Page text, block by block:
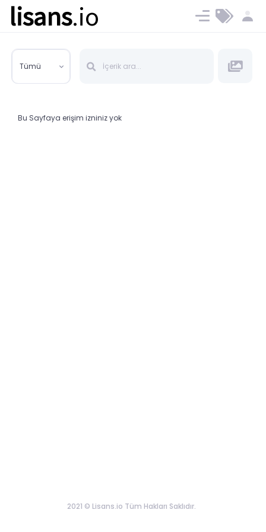
lisans.io Ücret ve Planlar
Tümü
Bu Sayfaya erişim izniniz yok
2021 © Lisans.io Tüm Hakları Saklıdır.